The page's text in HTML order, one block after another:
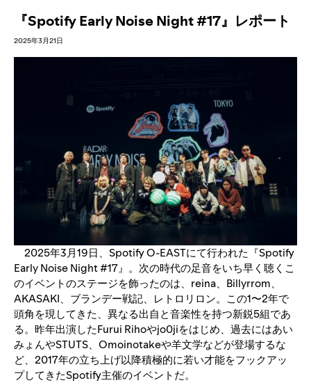
『Spotify Early Noise Night #17』レポート
2025年3月21日
2025年3月19日、Spotify O-EASTにて行われた『Spotify
Early Noise Night #17』。次の時代の足音をいち早く聴くこ
のイベントのステージを飾ったのは、reina、Billyrrom、
AKASAKI、ブランデー戦記、レトロリロン。この1〜2年で
頭角を現してきた、異なる出自と音楽性を持つ新鋭5組であ
る。昨年出演したFurui Rihoやjo0jiをはじめ、過去にはあい
みょんやSTUTS、Omoinotakeや羊文学などが登場するな
ど、2017年の立ち上げ以降積極的に若い才能をフックアッ
プしてきたSpotify主催のイベントだ。